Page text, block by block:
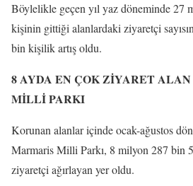
Böylelikle geçen yıl yaz döneminde 27
kişinin gittiği alanlardaki ziyaretçi
bin kişilik artış oldu.
8 AYDA EN ÇOK ZİYARET
MİLLİ PARKI
Korunan alanlar içinde ocak-ağustos
Marmaris Milli Parkı, 8 milyon 287 bin
ziyaretçi ağırlayan yer oldu.